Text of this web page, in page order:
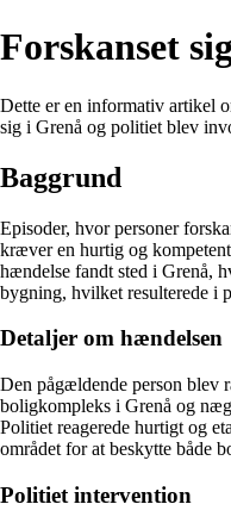
Forskanset
Dette er en informativ artikel
sig i Grenå og politiet blev
Baggrund
Episoder, hvor personer
kræver en hurtig og
hændelse fandt sted i Grenå,
bygning, hvilket resulterede i
Detaljer om hændelsen
Den pågældende person blev
boligkompleks i Grenå og
Politiet reagerede hurtigt og
området for at beskytte både
Politiet intervention